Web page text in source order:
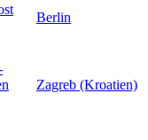
Berlin
Zagreb (Kroatien)